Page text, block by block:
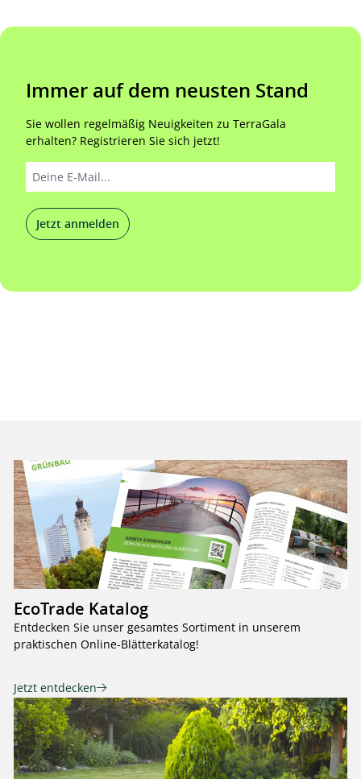
Immer auf dem neusten Stand
Sie wollen regelmäßig Neuigkeiten zu TerraGala
erhalten? Registrieren Sie sich jetzt!
Jetzt anmelden
EcoTrade Katalog
Entdecken Sie unser gesamtes Sortiment in unserem
praktischen Online-Blätterkatalog!
Jetzt entdecken